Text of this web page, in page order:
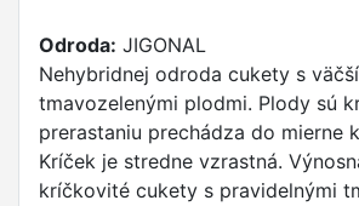
Odroda: JIGONAL
Nehybridnej odroda cukety s
tmavozelenými plodmi. Plody sú
prerastaniu prechádza do mierne
Kríček je stredne vzrastná.
kríčkovité cukety s pravidelnými